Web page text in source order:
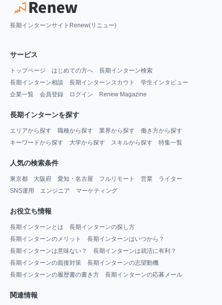
長期インターンサイトRenew(リニュー)
サービス
トップページ はじめての方へ
長期インターン検索
長期インターン相談
長期インターンスカウト
学生インタビュー
企業一覧
会員登録 ログイン Renew Magazine
長期インターンを探す
エリアから探す 職種から探す 業界から探す
働き方から探す
キーワードから探す
大学から探す スキルから探す 特集一覧
人気の検索条件
東京都 大阪府 愛知・名古屋 フルリモート 営業
ライター
SNS運用
エンジニア マーケティング
お役立ち情報
長期インターンとは
長期インターンの探し方
長期インターンのメリット
長期インターンはいつから？
長期インターンは意味ない？
長期インターンは就活に有利？
長期インターンの面接対策
長期インターンの志望動機
長期インターンの履歴書の書き方
長期インターンの応募メール
関連情報